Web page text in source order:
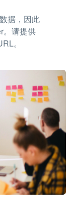
据，因此
。请提供
。